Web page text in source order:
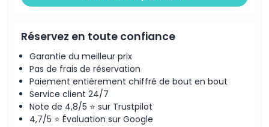
Réservez en toute confiance
Garantie du meilleur prix
Pas de frais de réservation
Paiement entièrement chiffré de bout en bout
Service client 24/7
Note de 4,8/5 ⭐ sur Trustpilot
4,7/5 ⭐ Évaluation sur Google